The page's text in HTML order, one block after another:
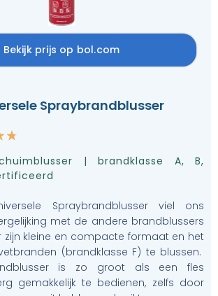
Bekijk prijs op bol.com
Spraybrandblusser
★
| brandklasse A, B,
Spraybrandblusser viel ons
met de andere brandblussers
zijn kleine en compacte formaat en het
(brandklasse F) te blussen.
is zo groot als een fles
gemakkelijk te bedienen, zelfs door